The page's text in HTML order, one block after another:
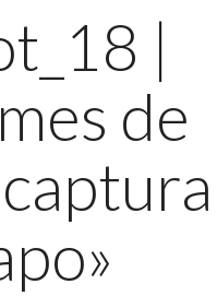
|
de